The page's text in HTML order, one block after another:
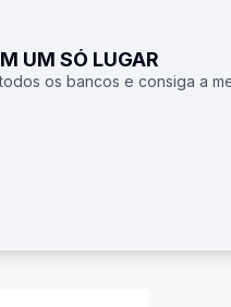
UM SÓ LUGAR
os bancos e consiga a